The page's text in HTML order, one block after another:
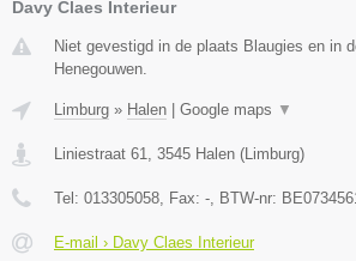
Davy Claes Interieur
Niet gevestigd in de plaats Blaugies en in
Henegouwen.
Limburg » Halen Google maps ▼
Liniestraat 61, 3545 Halen (Limburg)
Tel: 013305058, Fax: -, BTW-nr:
E-mail › Davy Claes Interieur